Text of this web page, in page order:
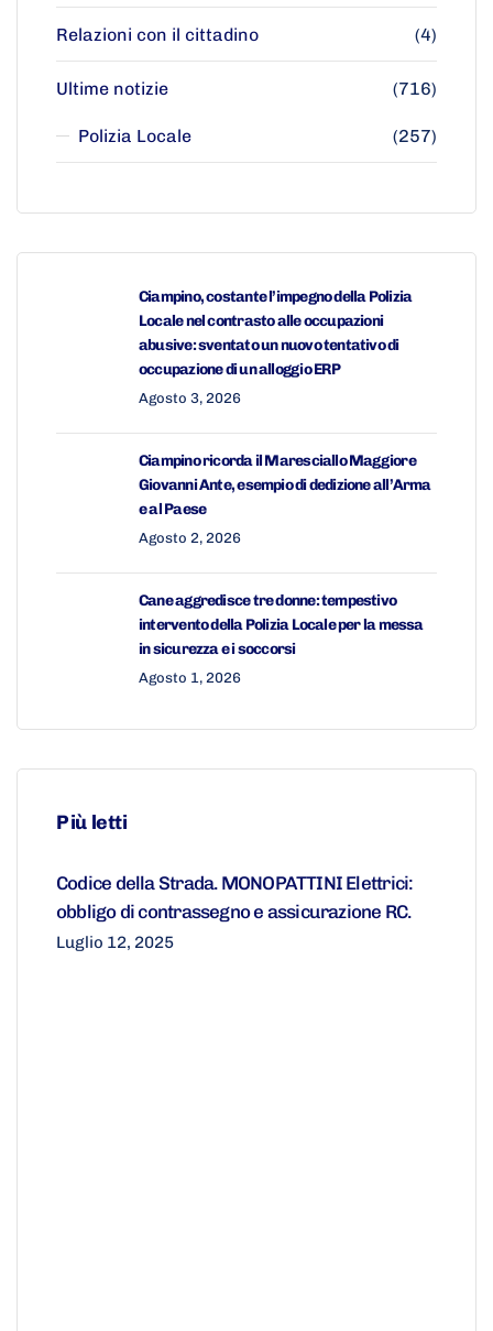
Relazioni con il cittadino (4)
Ultime notizie (716)
Polizia Locale (257)
Ciampino, costante l’impegno della Polizia
Locale nel contrasto alle occupazioni
abusive: sventato un nuovo tentativo di
occupazione di un alloggio ERP
Agosto 3, 2026
Ciampino ricorda il Maresciallo Maggiore
Giovanni Ante, esempio di dedizione all’Arma
e al Paese
Agosto 2, 2026
Cane aggredisce tre donne: tempestivo
intervento della Polizia Locale per la messa
in sicurezza e i soccorsi
Agosto 1, 2026
Più letti
Codice della Strada. MONOPATTINI Elettrici:
obbligo di contrassegno e assicurazione RC.
Luglio 12, 2025